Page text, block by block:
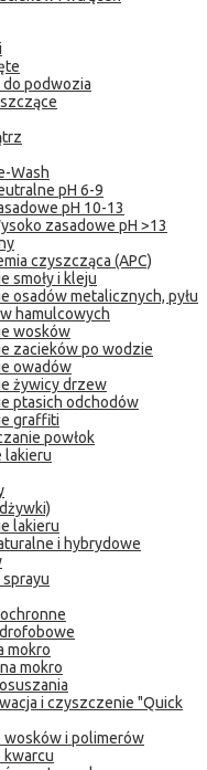
do podwozia
Wash
pH 6-9
pH 10-13
zasadowe pH >13
czyszcząca (APC)
smoły i kleju
osadów metalicznych, pyłu
hamulcowych
wosków
zacieków po wodzie
owadów
żywicy drzew
ptasich odchodów
graffiti
powłok
lakieru
lakieru
i hybrydowe
mokro
mokro
i czyszczenie "Quick
wosków i polimerów
kwarcu